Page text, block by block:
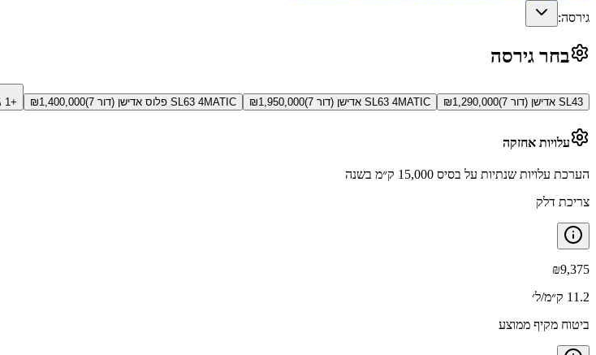
גירסה:
בחר גירסה
SL43 אדישן (דור 7) ₪1,290,000 SL63 4MATIC אדישן (דור 7) ₪1,950,000 SL63 4MATIC פלוס אדישן (דור 7) ₪1,400,000 +1 גירסאות
עלויות אחזקה
הערכת עלויות שנתיות על בסיס 15,000 ק״מ בשנה
צריכת דלק
₪9,375
11.2 ק״מ/ל׳
ביטוח מקיף ממוצע